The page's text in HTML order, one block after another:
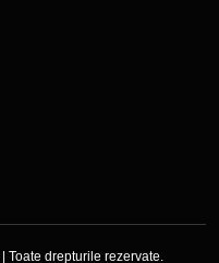
| Toate drepturile rezervate.